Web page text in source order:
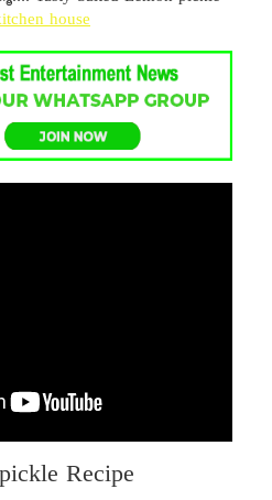
house
Recipe